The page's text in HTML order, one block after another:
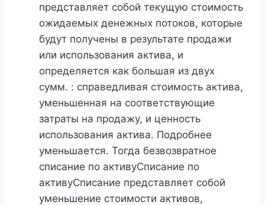
представляет собой текущую стоимость
ожидаемых денежных потоков, которые
будут получены в результате продажи
или использования актива, и
определяется как большая из двух
сумм. : справедливая стоимость актива,
уменьшенная на соответствующие
затраты на продажу, и ценность
использования актива. Подробнее
уменьшается. Тогда безвозвратное
списание по активуСписание по
активуСписание представляет собой
уменьшение стоимости активов,